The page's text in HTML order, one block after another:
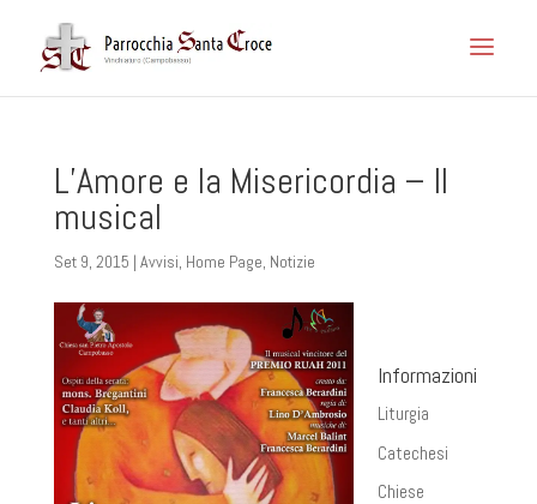
L’Amore e la Misericordia – Il
musical
Set 9, 2015 | Avvisi, Home Page, Notizie
Informazioni
Liturgia
Catechesi
Chiese